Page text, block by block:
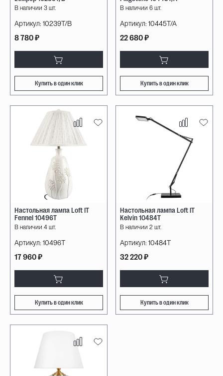
В наличии 3 шт.
Артикул: 10239T/B
8 780 ₽
Купить в один клик
В наличии 6 шт.
Артикул: 10445T/A
22 680 ₽
Купить в один клик
Настольная лампа Loft IT
Fennel 10496T
В наличии 4 шт.
Артикул: 10496T
17 960 ₽
Купить в один клик
Настольная лампа Loft IT
Kelvin 10484T
В наличии 2 шт.
Артикул: 10484T
32 220 ₽
Купить в один клик